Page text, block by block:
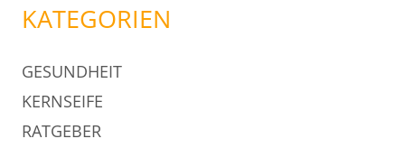
KATEGORIEN
GESUNDHEIT
KERNSEIFE
RATGEBER